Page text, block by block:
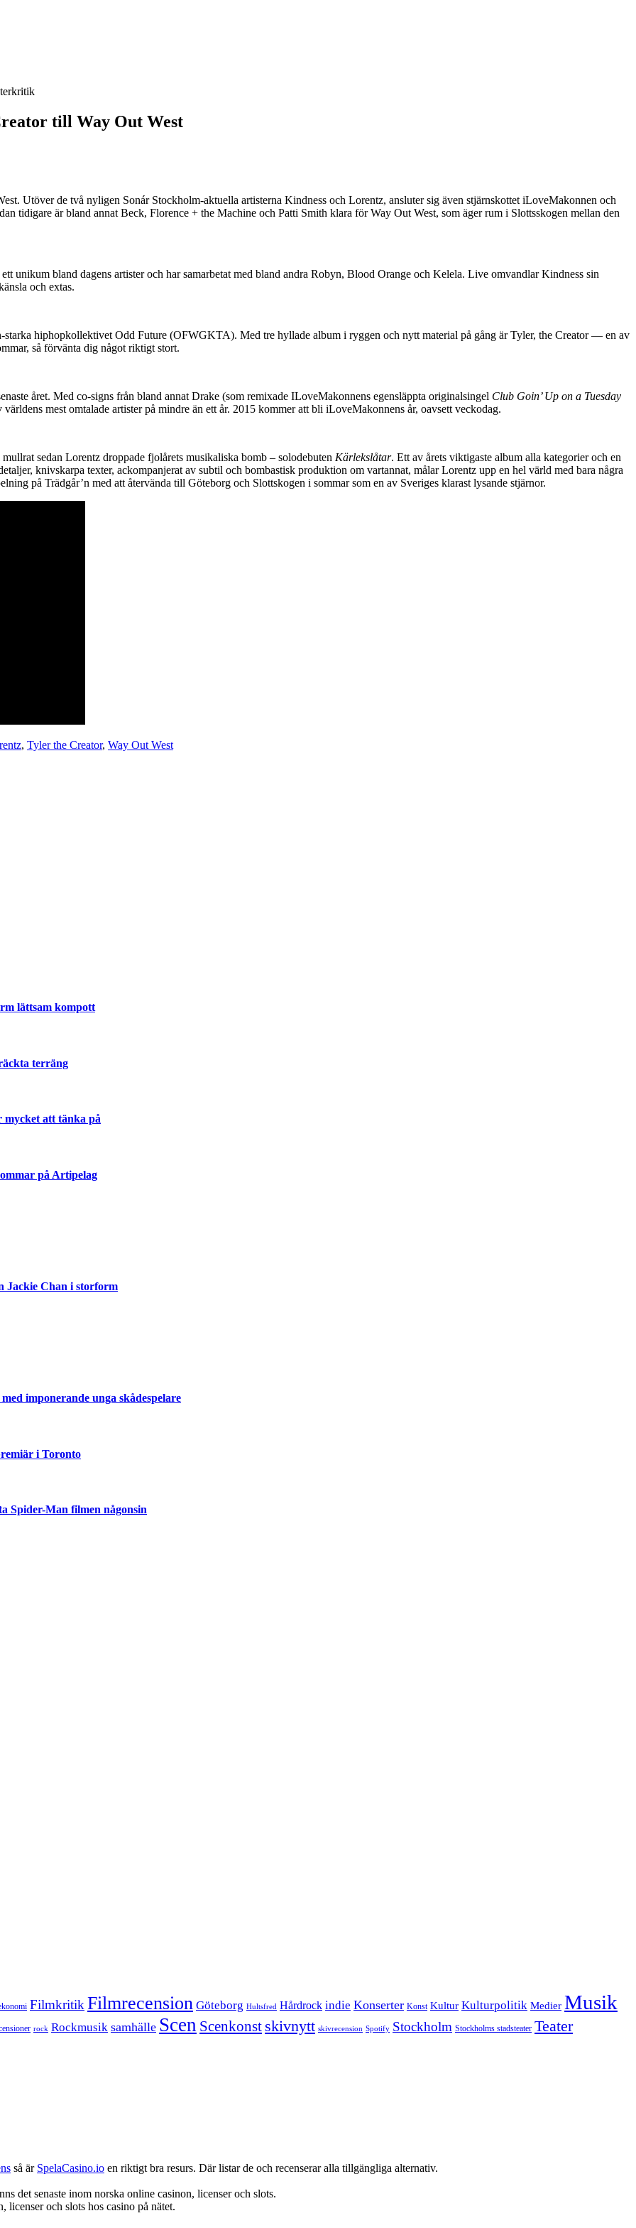
till Way Out West
Utöver de två nyligen Sonár Stockholm-aktuella artisterna Kindness och Lorentz, ansluter sig även stjärnskottet iLoveMakonnen och
tidigare är bland annat Beck, Florence + the Machine och Patti Smith klara för Way Out West, som äger rum i Slottsskogen mellan den
unikum bland dagens artister och har samarbetat med bland andra Robyn, Blood Orange och Kelela. Live omvandlar Kindness sin
och extas.
starka hiphopkollektivet Odd Future (OFWGKTA). Med tre hyllade album i ryggen och nytt material på gång är Tyler, the Creator — en av
så förvänta dig något riktigt stort.
året. Med co-signs från bland annat Drake (som remixade ILoveMakonnens egensläppta originalsingel Club Goin’ Up on a Tuesday
mest omtalade artister på mindre än ett år. 2015 kommer att bli iLoveMakonnens år, oavsett veckodag.
sedan Lorentz droppade fjolårets musikaliska bomb – solodebuten Kärlekslåtar. Ett av årets viktigaste album alla kategorier och en
knivskarpa texter, ackompanjerat av subtil och bombastisk produktion om vartannat, målar Lorentz upp en hel värld med bara några
på Trädgår’n med att återvända till Göteborg och Slottskogen i sommar som en av Sveriges klarast lysande stjärnor.
, Tyler the Creator, Way Out West
lättsam kompott
terräng
mycket att tänka på
på Artipelag
Jackie Chan i storform
imponerande unga skådespelare
i Toronto
Spider-Man filmen någonsin
Filmkritik Filmrecension Göteborg Hultsfred Hårdrock indie Konserter Konst Kultur Kulturpolitik Medier Musik
rock Rockmusik samhälle Scen Scenkonst skivnytt skivrecension Spotify Stockholm Stockholms stadsteater Teater
så är SpelaCasino.io en riktigt bra resurs. Där listar de och recenserar alla tillgängliga alternativ.
det senaste inom norska online casinon, licenser och slots.
licenser och slots hos casino på nätet.